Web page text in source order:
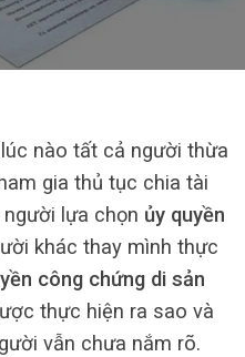
nào tất cả người thừa
gia thủ tục chia tài
lựa chọn ủy quyền
khác thay mình thực
công chứng di sản
thực hiện ra sao và
vẫn chưa nắm rõ.